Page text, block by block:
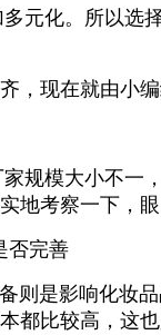
元化。所以选
，现在就由小
模大小不一
考察一下，
否完善
则是影响化妆
比较高，这